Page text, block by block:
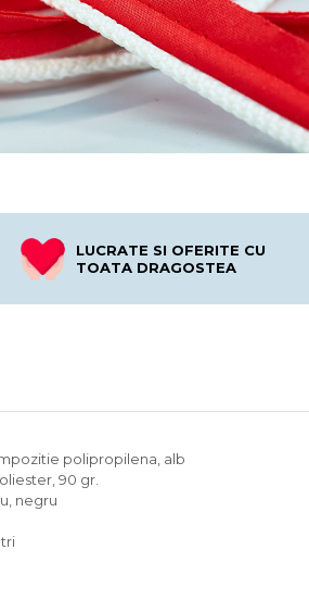
LUCRATE SI OFERITE CU
TOATA DRAGOSTEA
polipropilena, alb
90 gr.
negru